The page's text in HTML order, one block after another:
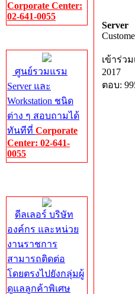
Corporate Center:
02-641-0055
ศูนย์รวมแรม
Server และ
Workstation ชนิด
ต่าง ๆ สอบถามได้
ทันทีที่ Corporate
Center: 02-641-
0055
ดีลเลอร์ บริษัท
องค์กร และหน่วย
งานราชการ
สามารถติดต่อ
โดยตรงไปยังกลุ่มผู้
ดูแลลูกค้าพิเศษ
Server
เข้าร่วม
2017
ตอบ: